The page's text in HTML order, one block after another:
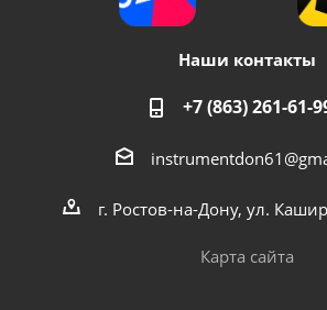
Наши контакты
+7 (863) 261-61-
г. Ростов-на-Дону, ул.
Карта сайта